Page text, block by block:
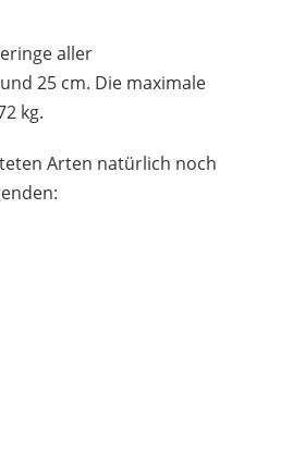
aller
25 cm. Die maximale
kg.
Arten natürlich noch